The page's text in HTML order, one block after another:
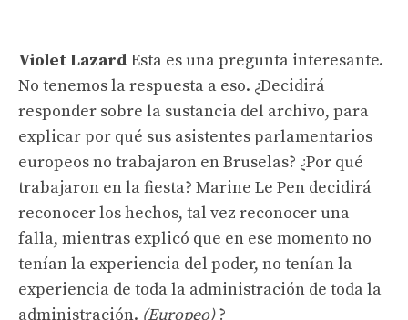
Violet Lazard Esta es una pregunta interesante.
No tenemos la respuesta a eso. ¿Decidirá
responder sobre la sustancia del archivo, para
explicar por qué sus asistentes parlamentarios
europeos no trabajaron en Bruselas? ¿Por qué
trabajaron en la fiesta? Marine Le Pen decidirá
reconocer los hechos, tal vez reconocer una
falla, mientras explicó que en ese momento no
tenían la experiencia del poder, no tenían la
experiencia de toda la administración de toda la
administración. (Europeo)?